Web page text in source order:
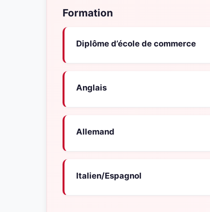
Formation
Diplôme d’école de commerce
Anglais
Allemand
Italien/Espagnol